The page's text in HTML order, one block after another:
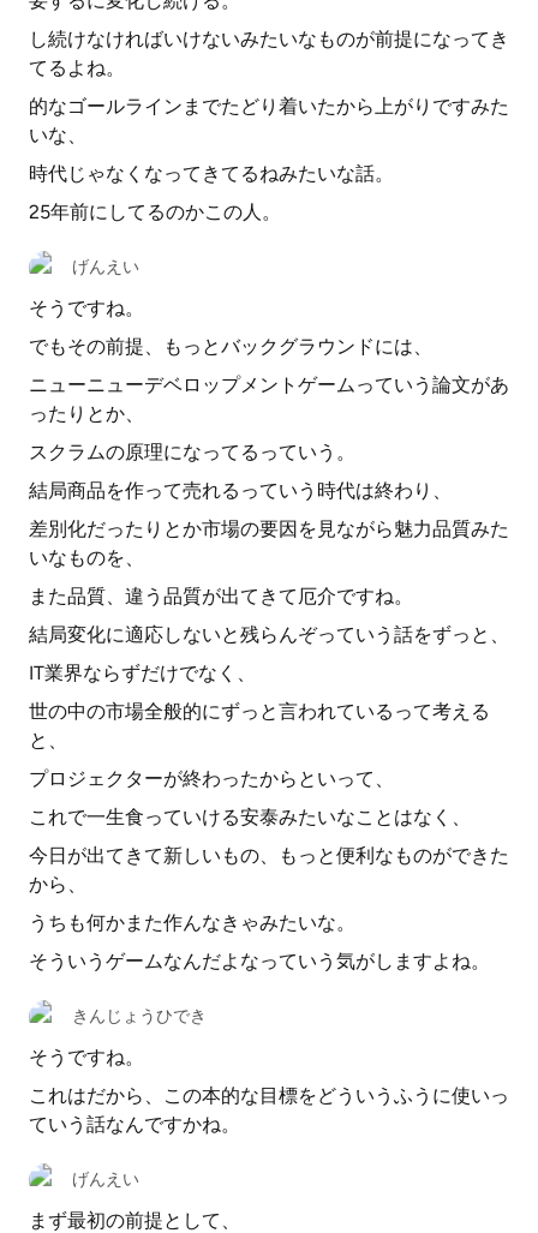
し続けなければいけないみたいなものが前提になってき
てるよね。
的なゴールラインまでたどり着いたから上がりですみた
いな、
時代じゃなくなってきてるねみたいな話。
25年前にしてるのかこの人。
げんえい
そうですね。
でもその前提、もっとバックグラウンドには、
ニューニューデベロップメントゲームっていう論文があ
ったりとか、
スクラムの原理になってるっていう。
結局商品を作って売れるっていう時代は終わり、
差別化だったりとか市場の要因を見ながら魅力品質みた
いなものを、
また品質、違う品質が出てきて厄介ですね。
結局変化に適応しないと残らんぞっていう話をずっと、
IT業界ならずだけでなく、
世の中の市場全般的にずっと言われているって考える
と、
プロジェクターが終わったからといって、
これで一生食っていける安泰みたいなことはなく、
今日が出てきて新しいもの、もっと便利なものができた
から、
うちも何かまた作んなきゃみたいな。
そういうゲームなんだよなっていう気がしますよね。
きんじょうひでき
そうですね。
これはだから、この本的な目標をどういうふうに使いっ
ていう話なんですかね。
げんえい
まず最初の前提として、